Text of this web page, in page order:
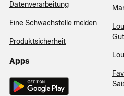
Datenverarbeitung
Eine Schwachstelle melden
Produktsicherheit
Apps